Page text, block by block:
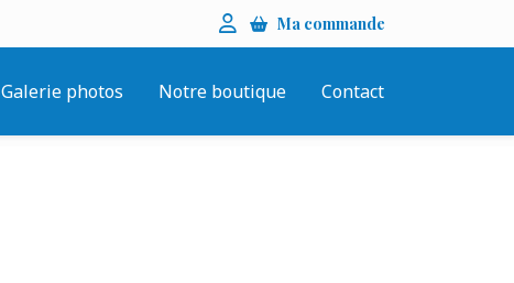
Menu
utilisateur
Se connecter
Ma commande
Galerie photos Notre boutique Contact